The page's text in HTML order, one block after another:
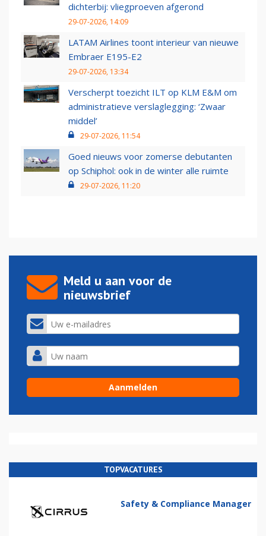
dichterbij: vliegproeven afgerond
29-07-2026, 14:09
LATAM Airlines toont interieur van nieuwe
Embraer E195-E2
29-07-2026, 13:34
Verscherpt toezicht ILT op KLM E&M om
administratieve verslaglegging: ‘Zwaar
middel’
29-07-2026, 11:54
Goed nieuws voor zomerse debutanten
op Schiphol: ook in de winter alle ruimte
29-07-2026, 11:20
Meld u aan voor de
nieuwsbrief
TOPVACATURES
Safety & Compliance Manager